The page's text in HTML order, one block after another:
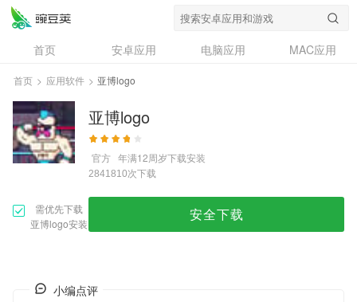
首页 安卓应用 电脑应用
MAC应用
资讯
专题
问答
首页 > 应用软件 > 亚博logo
亚博logo
官方 年满12周岁下载安装
2841810次下载
需优先下载
亚博logo安装
安全下载
小编点评